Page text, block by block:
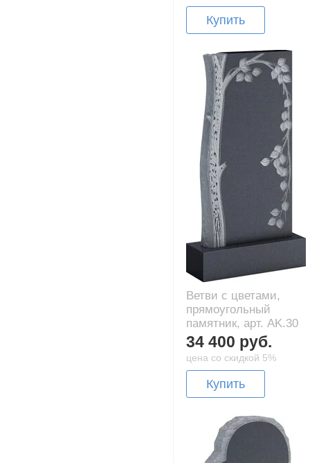
Купить
Ветви с цветами,
прямоугольный
памятник, арт. AK.30
34 400 руб.
цена со скидкой 5%
Купить